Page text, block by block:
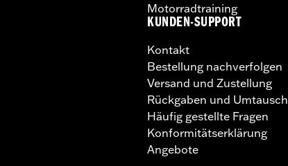
Motorradtraining
KUNDEN-SUPPORT
Kontakt
Bestellung nachverfolgen
Versand und Zustellung
Rückgaben und Umtausch
Häufig gestellte Fragen
Konformitätserklärung
Angebote